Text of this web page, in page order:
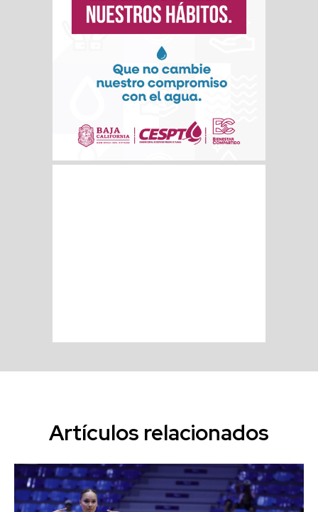
Artículos relacionados